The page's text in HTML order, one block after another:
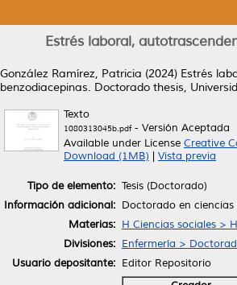
Estrés laboral,
González Ramírez, Patricia (2024) Estrés
benzodiacepinas. Doctorado thesis,
Texto
1080313045b.pdf- Versión Aceptada
Available under License Creative
Download (1MB)
Vista previa
Tipo de elemento: Tesis (Doctorado)
Información adicional: Doctorado en ciencias
Materias: H Ciencias sociales >
Divisiones: Enfermería >
Usuario depositante: Editor Repositorio